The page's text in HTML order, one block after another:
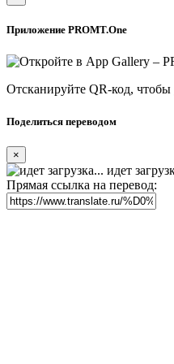
Приложение PROMT.One
Отсканируйте QR-код,
Поделиться переводом
×
идет
Прямая ссылка на перевод: